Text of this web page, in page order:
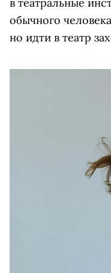
обычного
но идти в театр